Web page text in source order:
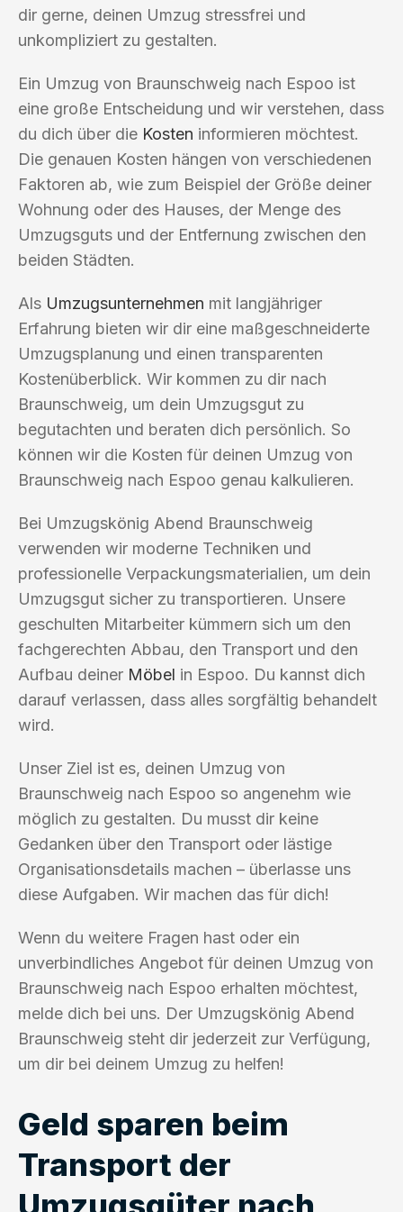
dir gerne, deinen Umzug stressfrei und
unkompliziert zu gestalten.
Ein Umzug von Braunschweig nach Espoo ist
eine große Entscheidung und wir verstehen, dass
du dich über die Kosten informieren möchtest.
Die genauen Kosten hängen von verschiedenen
Faktoren ab, wie zum Beispiel der Größe deiner
Wohnung oder des Hauses, der Menge des
Umzugsguts und der Entfernung zwischen den
beiden Städten.
Als Umzugsunternehmen mit langjähriger
Erfahrung bieten wir dir eine maßgeschneiderte
Umzugsplanung und einen transparenten
Kostenüberblick. Wir kommen zu dir nach
Braunschweig, um dein Umzugsgut zu
begutachten und beraten dich persönlich. So
können wir die Kosten für deinen Umzug von
Braunschweig nach Espoo genau kalkulieren.
Bei Umzugskönig Abend Braunschweig
verwenden wir moderne Techniken und
professionelle Verpackungsmaterialien, um dein
Umzugsgut sicher zu transportieren. Unsere
geschulten Mitarbeiter kümmern sich um den
fachgerechten Abbau, den Transport und den
Aufbau deiner Möbel in Espoo. Du kannst dich
darauf verlassen, dass alles sorgfältig behandelt
wird.
Unser Ziel ist es, deinen Umzug von
Braunschweig nach Espoo so angenehm wie
möglich zu gestalten. Du musst dir keine
Gedanken über den Transport oder lästige
Organisationsdetails machen – überlasse uns
diese Aufgaben. Wir machen das für dich!
Wenn du weitere Fragen hast oder ein
unverbindliches Angebot für deinen Umzug von
Braunschweig nach Espoo erhalten möchtest,
melde dich bei uns. Der Umzugskönig Abend
Braunschweig steht dir jederzeit zur Verfügung,
um dir bei deinem Umzug zu helfen!
Geld sparen beim
Transport der